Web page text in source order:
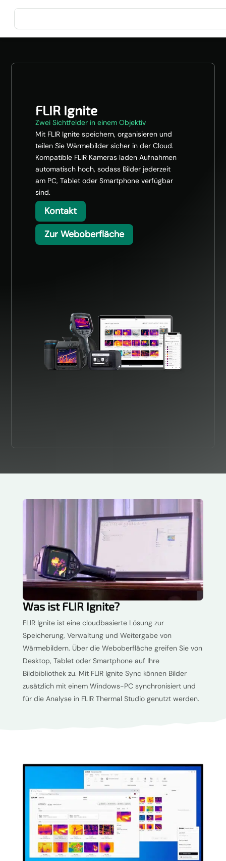
FLIR Ignite
Zwei Sichtfelder in einem Objektiv
Mit FLIR Ignite speichern, organisieren und
teilen Sie Wärmebilder sicher in der Cloud.
Kompatible FLIR Kameras laden Aufnahmen
automatisch hoch, sodass Bilder jederzeit
am PC, Tablet oder Smartphone verfügbar
sind.
Kontakt
Zur Weboberfläche
Was ist FLIR Ignite?
FLIR Ignite ist eine cloudbasierte Lösung zur
Speicherung, Verwaltung und Weitergabe von
Wärmebildern. Über die Weboberfläche greifen Sie von
Desktop, Tablet oder Smartphone auf Ihre
Bildbibliothek zu. Mit FLIR Ignite Sync können Bilder
zusätzlich mit einem Windows-PC synchronisiert und
für die Analyse in FLIR Thermal Studio genutzt werden.